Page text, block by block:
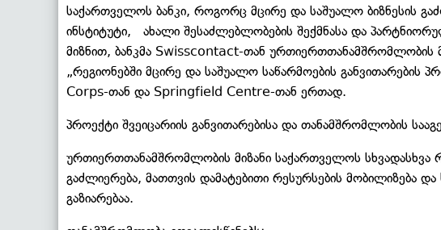
საქართველოს ბანკი, როგორც მცირე და საშუალო ბიზნესის
ინსტიტუტი, ახალი შესაძლებლობების შექმნასა და
მიზნით, ბანკმა Swisscontact-თან
„რეგიონებში მცირე და საშუალო საწარმოების განვითარების
Corps-თან და Springfield Centre-თან ერთად.
პროექტი შვეიცარიის განვითარებისა და თანამშრომლობის
ურთიერთთანამშრომლობის მიზანი საქართველოს სხვადასხვა
გაძლიერება, მათთვის დამატებითი რესურსების მობილიზება
გაზიარებაა.